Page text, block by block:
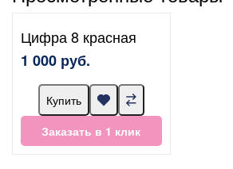
Цифра 8 красная
1 000 руб.
Купить
Заказать в 1 клик